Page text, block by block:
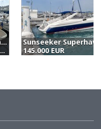
Sunseeker Superhawk 48 (1996)